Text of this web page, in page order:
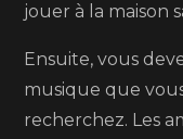
jouer à la maison
Ensuite, vous
musique que
recherchez. Les